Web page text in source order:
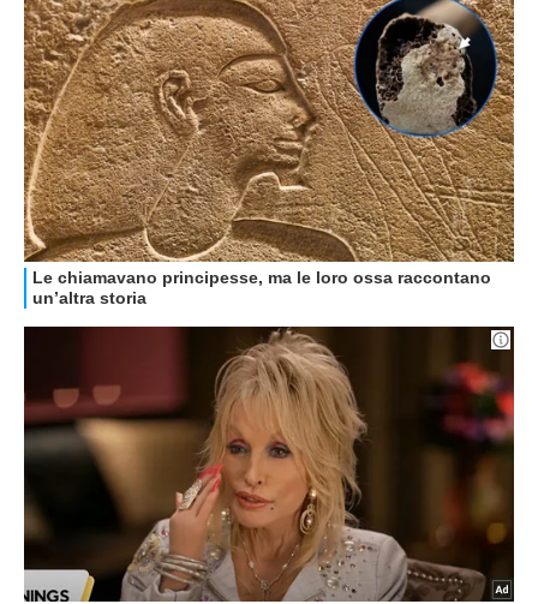
GUIDE ALL'ACQUISTO